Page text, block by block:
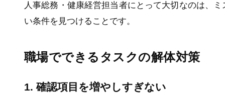
人事総務・健康経営担当者にとって大切なのは、
い条件を見つけることです。
職場でできるタスクの解体対策
1. 確認項目を増やしすぎない